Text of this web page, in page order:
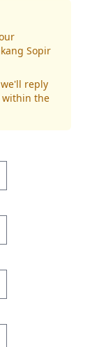
Sopir
reply
within the